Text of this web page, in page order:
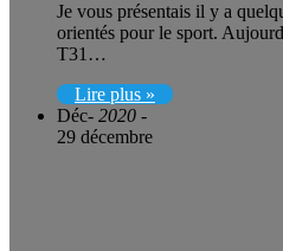
Je vous présentais il y a
orientés pour le sport.
T31…
Lire plus »
Déc- 2020 -
29 décembre